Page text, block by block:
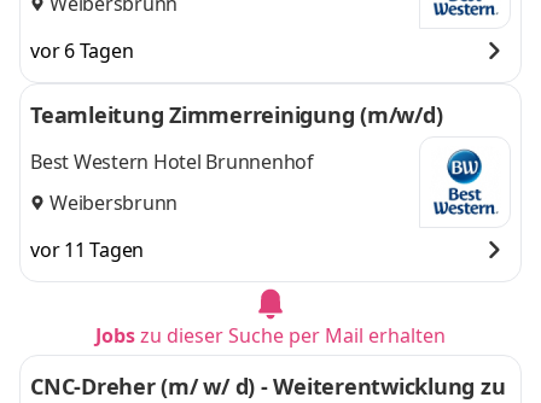
vor 6 Tagen
Teamleitung Zimmerreinigung (m/w/d)
Best Western Hotel Brunnenhof
Weibersbrunn
vor 11 Tagen
Jobszu dieser Suche per Mail erhalten
CNC-Dreher (m/ w/ d) - Weiterentwicklung zu